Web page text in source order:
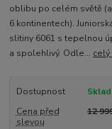
oblibu po celém světě
6 kontinentech).
slitiny 6061 s tepelnou
a spolehlivý. Odle...
Dostupnost
Cena před
slevou
12